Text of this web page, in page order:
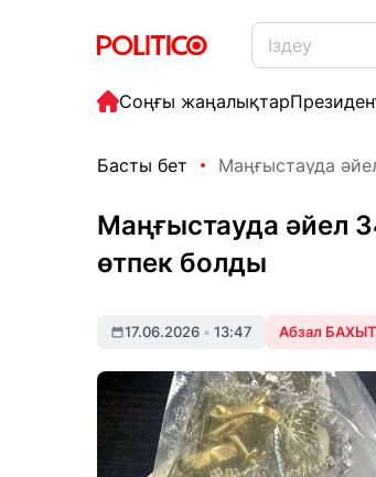
Соңғы жаңалықтар
Басты бет Маңғыстауда
Маңғыстауда әйел
өтпек болды
17.06.2026 • 13:47 Абзал